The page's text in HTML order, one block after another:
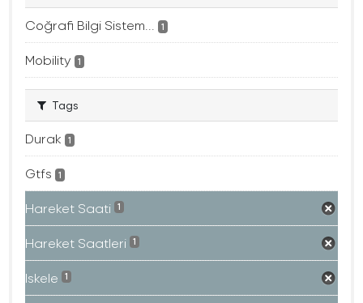
Coğrafi Bilgi Sistem... 1
Mobility 1
Tags
Durak 1
Gtfs 1
Hareket Saati 1
Hareket Saatleri 1
Iskele 1